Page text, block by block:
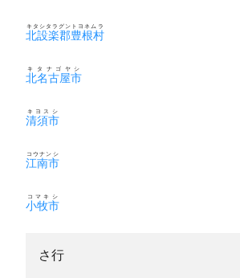
北設楽郡豊根村
キタシタラグントヨネムラ
北名古屋市
キタナゴヤシ
清須市
キヨスシ
江南市
コウナンシ
小牧市
コマキシ
さ行